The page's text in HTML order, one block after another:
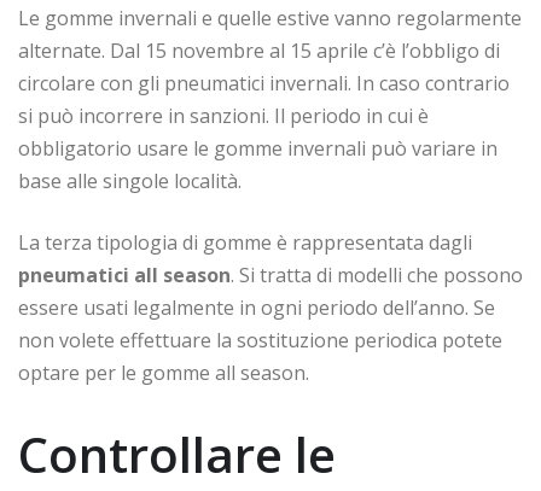
Le gomme invernali e quelle estive vanno regolarmente
alternate. Dal 15 novembre al 15 aprile c’è l’obbligo di
circolare con gli pneumatici invernali. In caso contrario
si può incorrere in sanzioni. Il periodo in cui è
obbligatorio usare le gomme invernali può variare in
base alle singole località.
La terza tipologia di gomme è rappresentata dagli
pneumatici all season. Si tratta di modelli che possono
essere usati legalmente in ogni periodo dell’anno. Se
non volete effettuare la sostituzione periodica potete
optare per le gomme all season.
Controllare le